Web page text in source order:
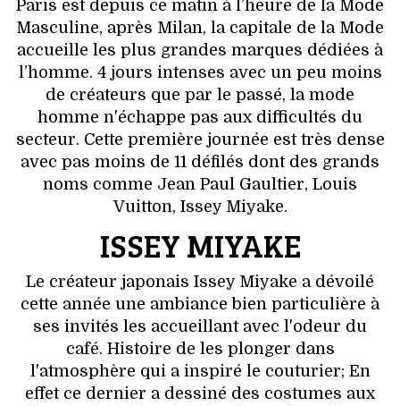
JEUNES CRÉATEURS
HISTOIRE DES MARQUES
DÉCO
VOYAGES & LOISIRS
Paris est depuis ce matin à l’heure de la Mode
Masculine, après Milan, la capitale de la Mode
accueille les plus grandes marques dédiées à
l’homme. 4 jours intenses avec un peu moins
de créateurs que par le passé, la mode
homme n'échappe pas aux difficultés du
secteur. Cette première journée est très dense
avec pas moins de 11 défilés dont des grands
noms comme Jean Paul Gaultier, Louis
Vuitton, Issey Miyake.
ISSEY MIYAKE
Le créateur japonais Issey Miyake a dévoilé
cette année une ambiance bien particulière à
ses invités les accueillant avec l'odeur du
café. Histoire de les plonger dans
l'atmosphère qui a inspiré le couturier; En
effet ce dernier a dessiné des costumes aux